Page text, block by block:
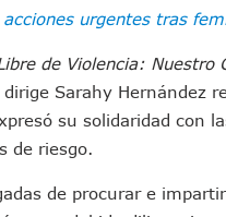
El Sistema De
Del Agua De Calidad En
Tovar Eleva A 4 Cuerpos
Nacional De La Liga
De Familias En Las Paseadas
Mantienen Restricciones En
acciones urgentes tras
de Violencia: Nuestro
Sarahy Hernández
su solidaridad con
de riesgo.
de procurar e